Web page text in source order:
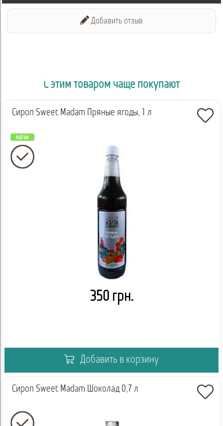
который дарит уют, тепло и вдохновение. Идеально подходит
для зимних меню HoReCa и домашнего использования.
Добавить отзыв
С этим товаром чаще покупают
Сироп Sweet Madam Пряные ягоды, 1 л
350 грн.
Добавить в корзину
Сироп Sweet Madam Шоколад 0,7 л